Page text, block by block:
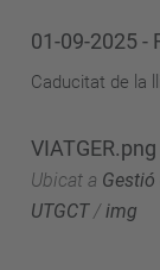
01-09-2025 -
Caducitat de la
VIATGER.png
Ubicat a
UTGCT /img